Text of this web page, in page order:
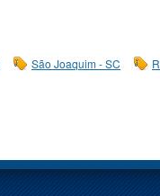
São Joaquim - SC